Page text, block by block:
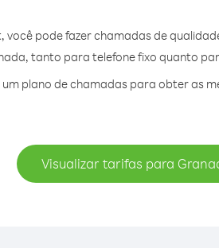
você pode fazer chamadas de
tanto para telefone fixo quanto
plano de chamadas para obter as
Visualizar tarifas para